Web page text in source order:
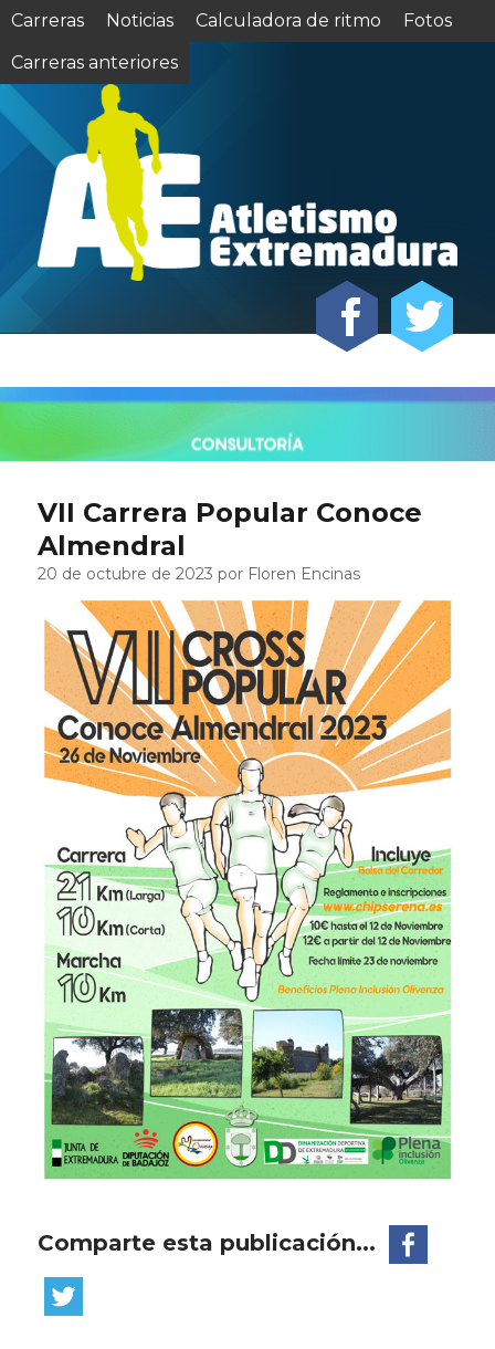
Carreras Noticias Calculadora de ritmo
Fotos
Carreras anteriores
VII Carrera Popular Conoce
Almendral
20 de octubre de 2023 por Floren Encinas
Comparte esta publicación...